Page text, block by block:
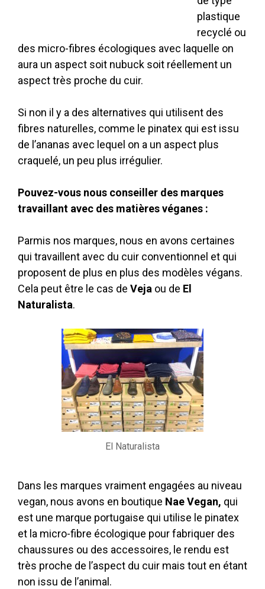
plastique
recyclé ou
des micro-fibres écologiques avec laquelle on
aura un aspect soit nubuck soit réellement un
aspect très proche du cuir.
Si non il y a des alternatives qui utilisent des
fibres naturelles, comme le pinatex qui est issu
de l’ananas avec lequel on a un aspect plus
craquelé, un peu plus irrégulier.
Pouvez-vous nous conseiller des marques
travaillant avec des matières véganes :
Parmis nos marques, nous en avons certaines
qui travaillent avec du cuir conventionnel et qui
proposent de plus en plus des modèles végans.
Cela peut être le cas de Veja ou de El
Naturalista.
El Naturalista
Dans les marques vraiment engagées au niveau
vegan, nous avons en boutique Nae Vegan, qui
est une marque portugaise qui utilise le pinatex
et la micro-fibre écologique pour fabriquer des
chaussures ou des accessoires, le rendu est
très proche de l’aspect du cuir mais tout en étant
non issu de l’animal.